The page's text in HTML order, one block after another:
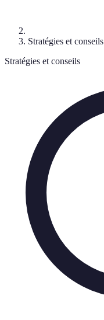
Stratégies et conseils
Stratégies et conseils